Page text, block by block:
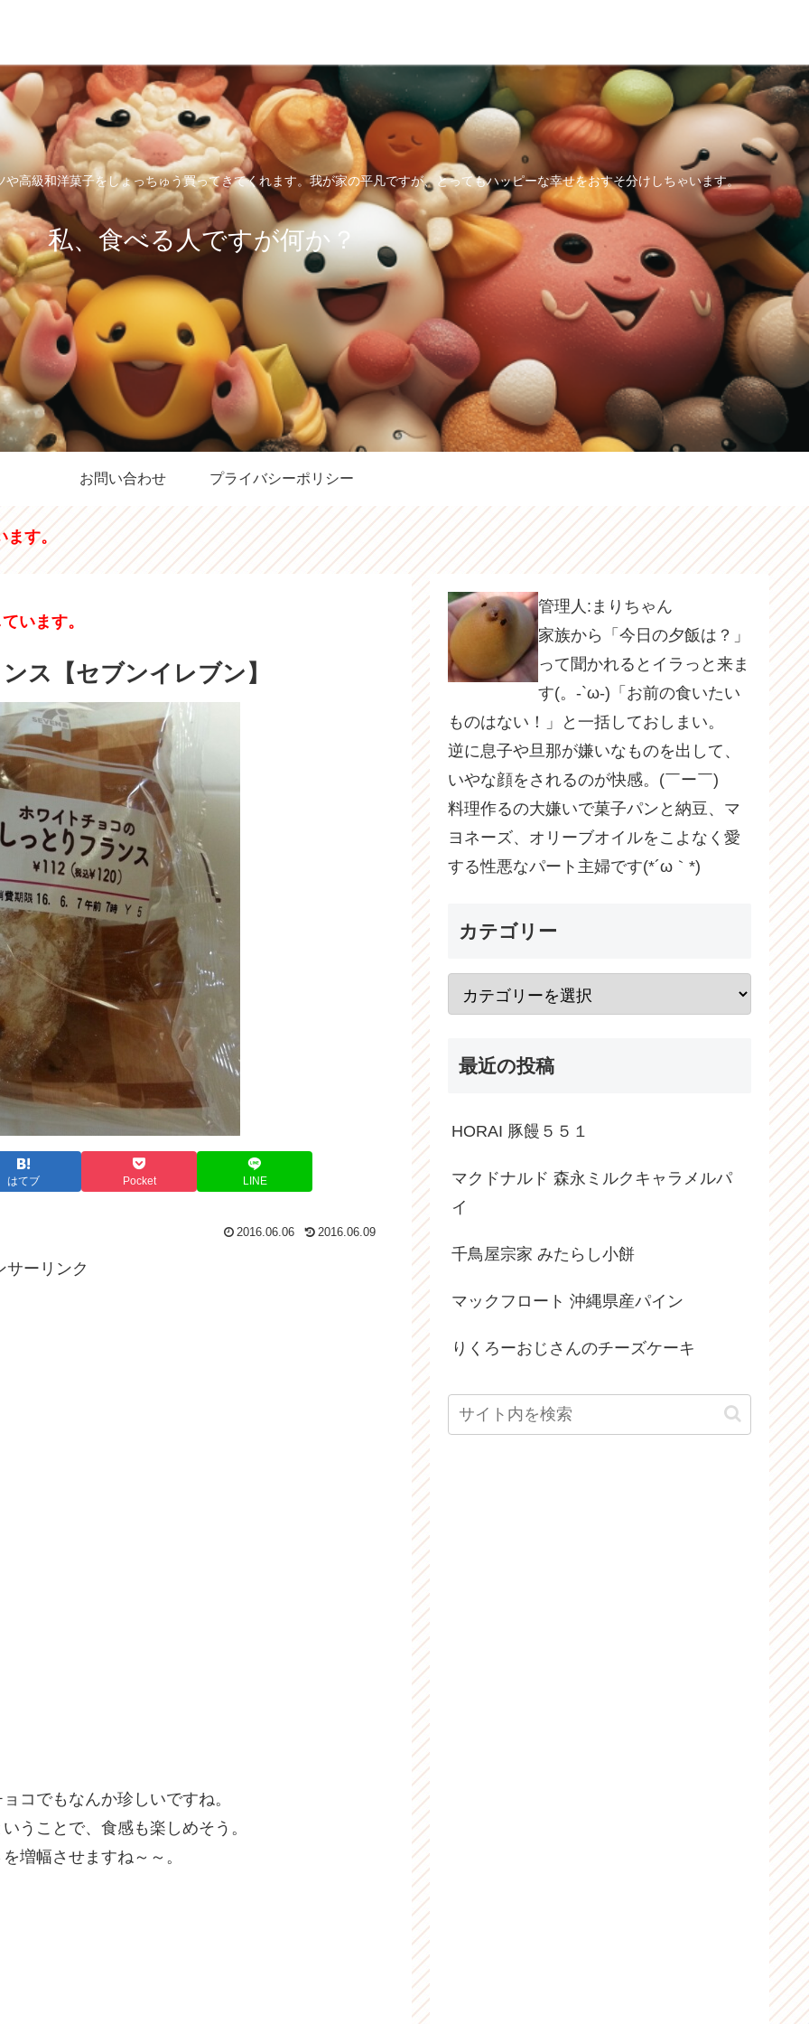
高級和洋菓子をしょっちゅう買ってきてくれます。我が家の平凡ですが、とってもハッピーな幸せをおすそ分けしちゃいます。
私、食べる人ですが何か？
お問い合わせ プライバシーポリシー
ます。
います。
ス【セブンイレブン】
はてブ Pocket LINE
2016.06.06 2016.06.09
サーリンク
コでもなんか珍しいですね。
うことで、食感も楽しめそう。
増幅させますね～～。
管理人:まりちゃん
家族から「今日の夕飯は？」
って聞かれるとイラっと来ま
す(。-`ω-)「お前の食いたい
ものはない！」と一括しておしまい。
逆に息子や旦那が嫌いなものを出して、
いやな顔をされるのが快感。(￣ー￣)
料理作るの大嫌いで菓子パンと納豆、マ
ヨネーズ、オリーブオイルをこよなく愛
する性悪なパート主婦です(*´ω｀*)
カテゴリー
最近の投稿
HORAI 豚饅５５１
マクドナルド 森永ミルクキャラメルパ
イ
千鳥屋宗家 みたらし小餅
マックフロート 沖縄県産パイン
りくろーおじさんのチーズケーキ